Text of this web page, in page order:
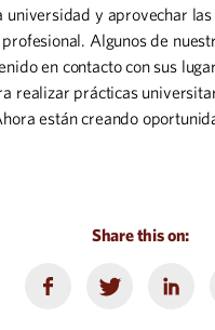
universidad y aprovechar
Algunos de
en contacto con sus
realizar prácticas
están creando
Share this on: